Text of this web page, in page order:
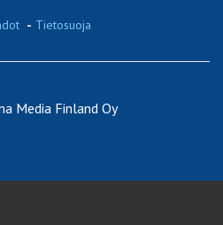
- Tietosuoja
Media Finland Oy